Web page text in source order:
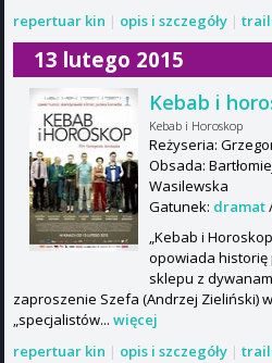
repertuar kin | opis i szczegóły |
13 lutego 2015
Kebab i
Kebab i Horoskop
Reżyseria:
Obsada:
Wasilewska
Gatunek: dramat
„Kebab i
opowiada historię
sklepu z
zaproszenie Szefa (Andrzej Zieliński)
„specjalistów... więcej
repertuar kin | opis i szczegóły |